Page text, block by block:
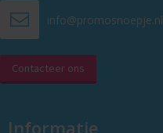
info@promosnoepje.nl
Contacteer ons
Informatie